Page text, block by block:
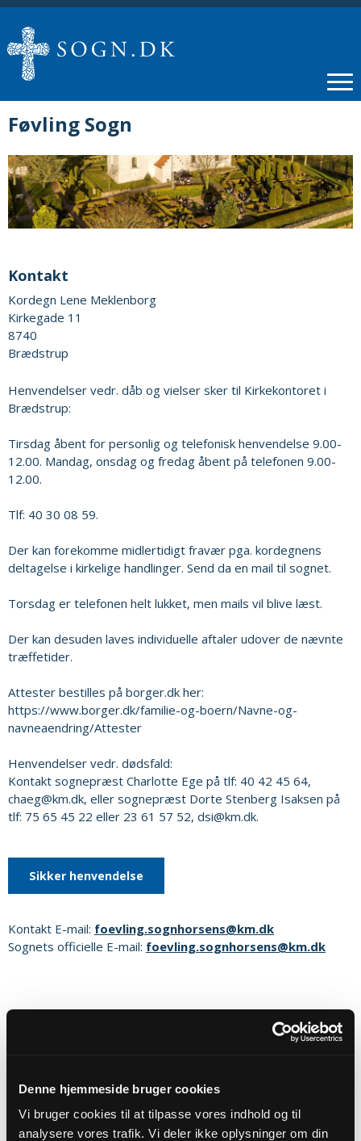
Denne hjemmeside bruger cookies
Vi bruger cookies til at tilpasse vores indhold og til
analysere vores trafik. Vi deler ikke oplysninger om din
Føvling Sogn
Kontakt
Kordegn Lene Meklenborg
Kirkegade 11
8740
Brædstrup
Henvendelser vedr. dåb og vielser sker til Kirkekontoret i
Brædstrup:
Tirsdag åbent for personlig og telefonisk henvendelse 9.00-
12.00. Mandag, onsdag og fredag åbent på telefonen 9.00-
12.00.
Tlf: 40 30 08 59.
Der kan forekomme midlertidigt fravær pga. kordegnens
deltagelse i kirkelige handlinger. Send da en mail til sognet.
Torsdag er telefonen helt lukket, men mails vil blive læst.
Der kan desuden laves individuelle aftaler udover de nævnte
træffetider.
Attester bestilles på borger.dk her:
https://www.borger.dk/familie-og-boern/Navne-og-
navneaendring/Attester
Henvendelser vedr. dødsfald:
Kontakt sognepræst Charlotte Ege på tlf: 40 42 45 64,
chaeg@km.dk, eller sognepræst Dorte Stenberg Isaksen på
tlf: 75 65 45 22 eller 23 61 57 52, dsi@km.dk.
Sikker henvendelse
Kontakt E-mail: foevling.sognhorsens@km.dk
Sognets officielle E-mail: foevling.sognhorsens@km.dk